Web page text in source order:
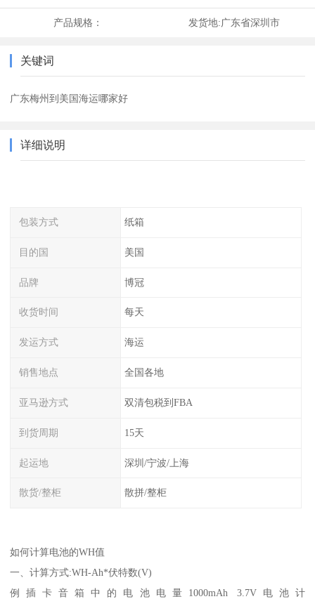
产品规格： 发货地:广东省深圳市
关键词
广东梅州到美国海运哪家好
详细说明
包装方式 纸箱
目的国 美国
品牌 博冠
收货时间 每天
发运方式 海运
销售地点 全国各地
亚马逊方式 双清包税到FBA
到货周期 15天
起运地 深圳/宁波/上海
散货/整柜 散拼/整柜
如何计算电池的WH值
一、计算方式:WH-Ah*伏特数(V)
例插卡音箱中的电池电量1000mAh 3.7V电池计